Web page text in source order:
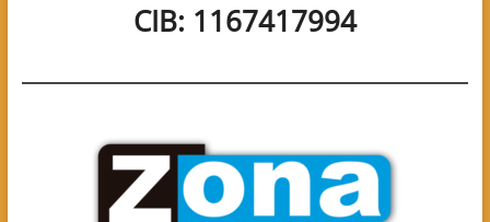
CIB: 1167417994